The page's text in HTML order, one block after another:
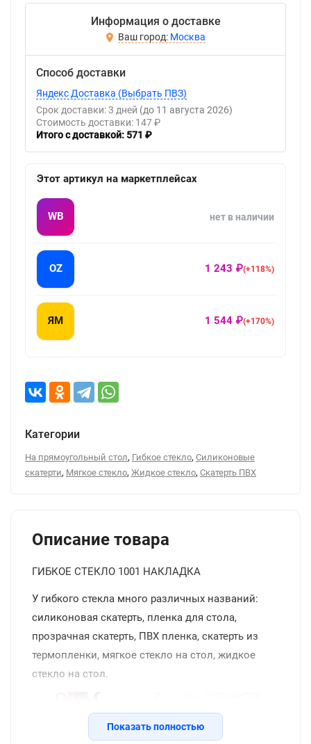
Информация о доставке
Москва
Способ доставки
Яндекс Доставка (Выбрать ПВЗ)
Срок доставки: 3 дней (до 11 августа 2026)
Стоимость доставки: 147 ₽
Итого с доставкой: 571 ₽
Этот артикул на маркетплейсах
WB нет в наличии
OZ 1 243 ₽(+118%)
ЯМ 1 544 ₽(+170%)
Категории
На прямоугольный стол, Гибкое стекло, Силиконовые
скатерти, Мягкое стекло, Жидкое стекло, Скатерть ПВХ
Описание товара
ГИБКОЕ СТЕКЛО 1001 НАКЛАДКА
У гибкого стекла много различных названий:
силиконовая скатерть, пленка для стола,
прозрачная скатерть, ПВХ пленка, скатерть из
термопленки, мягкое стекло на стол, жидкое
стекло на стол.
Показать полностью